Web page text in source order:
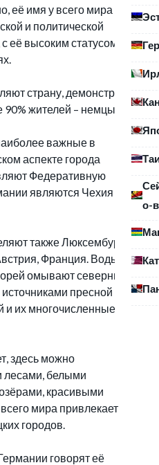
о-
её имя у всего мира
и политической
её высоким статусом в
страну, демонстрируя
жителей – немцы.
важные в
аспекте города
Федеративную
являются Чехия и
также Люксембург и
Франция. Воды
омывают северные
пресной воды
и их многочисленные
здесь можно
лесами, белыми
красивыми
мира привлекает
городов.
говорят её